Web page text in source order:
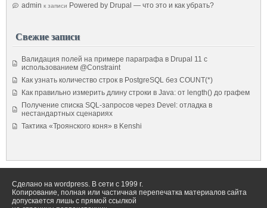
admin к записи Powered by Drupal — что это и как убрать?
Свежие записи
Валидация полей на примере параграфа в Drupal 11 с
использованием @Constraint
Как узнать количество строк в PostgreSQL без COUNT(*)
Как правильно измерить длину строки в Java: от length() до графем
Получение списка SQL-запросов через Devel: отладка в
нестандартных сценариях
Тактика «Троянского коня» в Kenshi
Сделано на wordpress. В сети с 1999 г.
Копирование, полная или частичная перепечатка материалов сайта
допускается лишь с прямой ссылкой